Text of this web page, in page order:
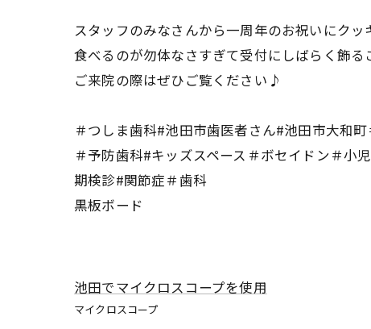
スタッフのみなさんから一周年のお祝いにク
食べるのが勿体なさすぎて受付にしばらく飾る
ご来院の際はぜひご覧ください♪
＃つしま歯科#池田市歯医者さん#池田市大和
＃予防歯科#キッズスペース＃ボセイドン＃小
期検診#関節症＃歯科
黒板ボード
池田でマイクロスコープを使用
マイクロスコープ